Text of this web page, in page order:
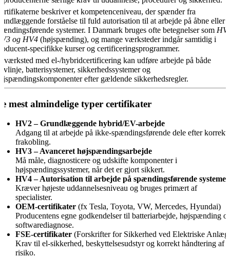
beskriver et kompetenceniveau, der spænder fra
forståelse til fuld autorisation til at arbejde på åbne eller
systemer. I Danmark bruges ofte betegnelser som
og HV4 (højspænding), og mange værksteder indgår samtidig i
specifikke kurser og certificeringsprogrammer.
værksted med el-/hybridcertificering kan udføre arbejde på både
batterisystemer, sikkerhedssystemer og
efter gældende sikkerhedsregler.
mest almindelige typer certifikater
HV2 – Grundlæggende hybrid/EV-arbejde
Adgang til at arbejde på ikke-spændingsførende dele efter korrekt
frakobling.
HV3 – Avanceret højspændingsarbejde
Må måle, diagnosticere og udskifte komponenter i
højspændingssystemer, når det er gjort sikkert.
HV4 – Autorisation til arbejde på spændingsførende systemer
Kræver højeste uddannelsesniveau og bruges primært af
specialister.
OEM-certifikater (fx Tesla, Toyota, VW, Mercedes, Hyundai)
Producentens egne godkendelser til batteriarbejde, højspænding
softwarediagnose.
FSE-certifikater (Forskrifter for Sikkerhed ved Elektriske
Krav til el-sikkerhed, beskyttelsesudstyr og korrekt håndtering af
risiko.